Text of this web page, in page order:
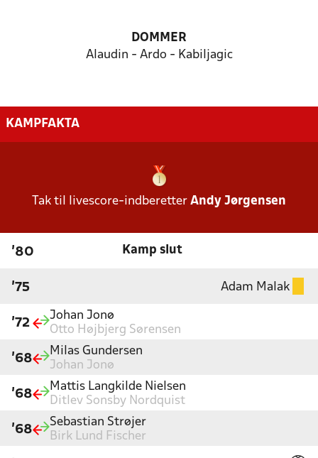
DOMMER
Alaudin - Ardo - Kabiljagic
KAMPFAKTA
Tak til livescore-indberetter Andy Jørgensen
'80 Kamp slut
'75 Adam Malak
'72
Johan Jonø
Otto Højbjerg Sørensen
'68
Milas Gundersen
Johan Jonø
'68
Mattis Langkilde Nielsen
Ditlev Sonsby Nordquist
'68
Sebastian Strøjer
Birk Lund Fischer